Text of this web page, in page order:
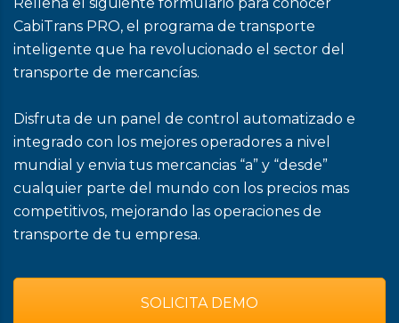
CabiTrans PRO, el programa de transporte
inteligente que ha revolucionado el sector del
transporte de mercancías.
Disfruta de un panel de control automatizado e
integrado con los mejores operadores a nivel
mundial y envia tus mercancias “a” y “desde”
cualquier parte del mundo con los precios mas
competitivos, mejorando las operaciones de
transporte de tu empresa.
SOLICITA DEMO